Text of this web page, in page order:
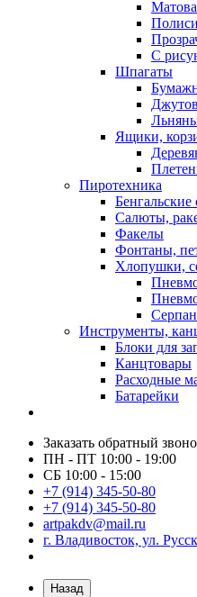
С
Шпагаты
Ящики,
Пиротехника
Бенгальские
Салюты,
Факелы
Фонтаны,
Хлопушки,
Инструменты,
Блоки для
Канцтовары
Расходные
Батарейки
Заказать обратный
ПН - ПТ 10:00 - 19:00
СБ 10:00 - 15:00
+7 (914) 345-50-80
+7 (914) 345-50-80
artpakdv@mail.ru
г. Владивосток, ул.
Назад